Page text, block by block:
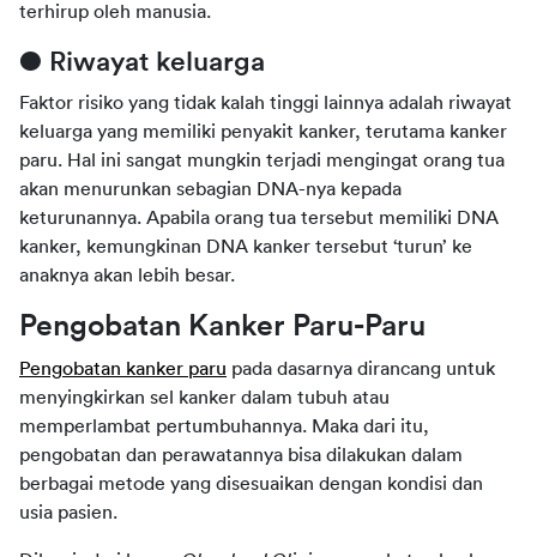
terhirup oleh manusia.
● Riwayat keluarga
Faktor risiko yang tidak kalah tinggi lainnya adalah riwayat
keluarga yang memiliki penyakit kanker, terutama kanker
paru. Hal ini sangat mungkin terjadi mengingat orang tua
akan menurunkan sebagian DNA-nya kepada
keturunannya. Apabila orang tua tersebut memiliki DNA
kanker, kemungkinan DNA kanker tersebut ‘turun’ ke
anaknya akan lebih besar.
Pengobatan Kanker Paru-Paru
Pengobatan kanker paru pada dasarnya dirancang untuk
menyingkirkan sel kanker dalam tubuh atau
memperlambat pertumbuhannya. Maka dari itu,
pengobatan dan perawatannya bisa dilakukan dalam
berbagai metode yang disesuaikan dengan kondisi dan
usia pasien.